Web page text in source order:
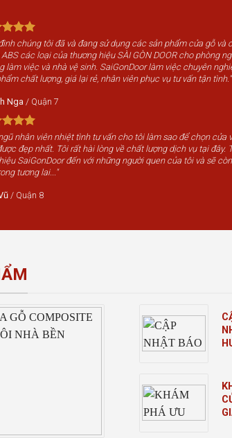
chúng tôi đã và đang sử dụng các sản phẩm cửa gỗ và
các loại của thương hiệu SÀI GÒN DOOR cho phòng
làm việc và nhà vệ sinh. SaiGonDoor làm việc chuyên
chất lượng, giá lại rẻ, nhân viên phục vụ tư vấn tận tình."
Nga / Quận 7
nhân viên nhiệt tình tư vấn cho tôi làm sao để chọn cửa
đẹp nhất. Tôi rất hài lòng về chất lượng dịch vụ tại đây.
SaiGonDoor đến với những người quen của tôi và sẽ
tương lai..."
/ Quận 8